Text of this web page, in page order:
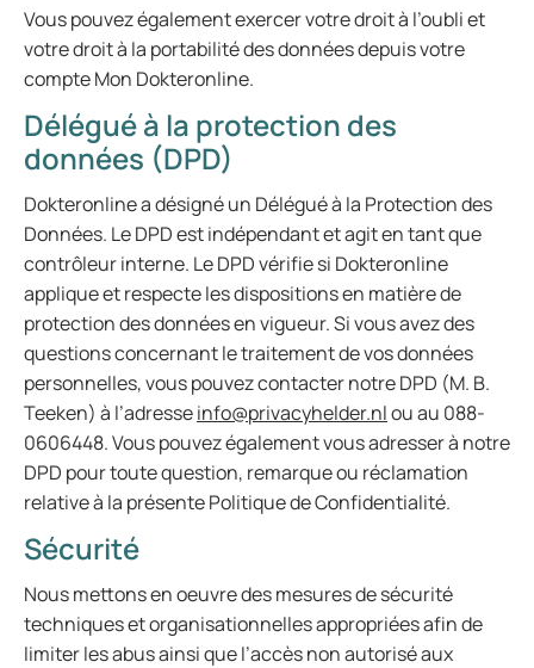
Vous pouvez également exercer votre droit à l’oubli et
votre droit à la portabilité des données depuis votre
compte Mon Dokteronline.
Délégué à la protection des
données (DPD)
Dokteronline a désigné un Délégué à la Protection des
Données. Le DPD est indépendant et agit en tant que
contrôleur interne. Le DPD vérifie si Dokteronline
applique et respecte les dispositions en matière de
protection des données en vigueur. Si vous avez des
questions concernant le traitement de vos données
personnelles, vous pouvez contacter notre DPD (M. B.
Teeken) à l’adresseinfo@privacyhelder.nlou au 088-
0606448. Vous pouvez également vous adresser à notre
DPD pour toute question, remarque ou réclamation
relative à la présente Politique de Confidentialité.
Sécurité
Nous mettons en oeuvre des mesures de sécurité
techniques et organisationnelles appropriées afin de
limiter les abus ainsi que l’accès non autorisé aux